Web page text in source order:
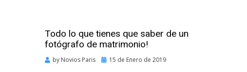
Todo lo que tienes que saber de un
fotógrafo de matrimonio!
by Novios Paris
Posted
15 de Enero de 2019